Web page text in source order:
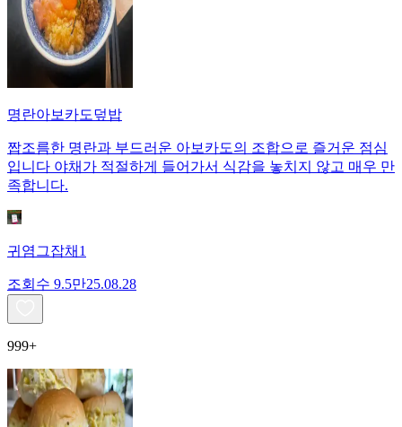
명란아보카도덮밥
짭조름한 명란과 부드러운 아보카도의 조합으로 즐거운 점심
입니다 야채가 적절하게 들어가서 식감을 놓치지 않고 매우 만
족합니다.
귀염그잡채1
조회수 9.5만25.08.28
999+